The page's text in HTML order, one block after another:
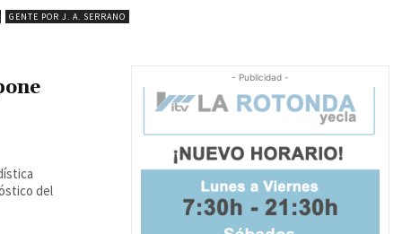
GENTE POR J. A. SERRANO
del
- Publicidad -